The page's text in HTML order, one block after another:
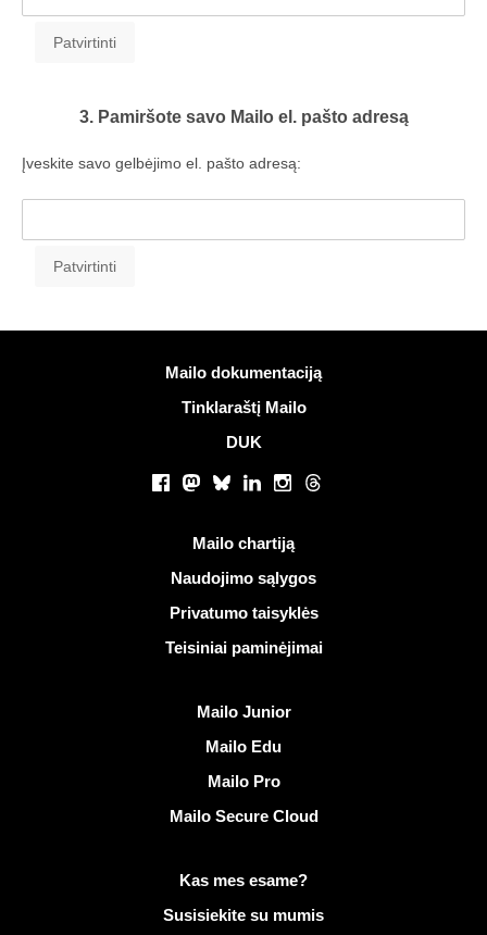
3. Pamiršote savo Mailo el. pašto adresą
Įveskite savo gelbėjimo el. pašto adresą:
Daugiau informacijosMailo dokumentaciją
Tinklaraštį Mailo
DUK
Socialiniai tinklai
Facebook
Mastodon
BlueskyLinkedInInstagram
Threads
Naudingos nuorodosMailo chartiją
Naudojimo sąlygos
Privatumo taisyklės
Teisiniai paminėjimai
Mailo Junior
Mailo Edu
Mailo Pro
Mailo Secure Cloud
Daugiau informacijos apie Mailo
Kas mes esame?
Susisiekite su mumis